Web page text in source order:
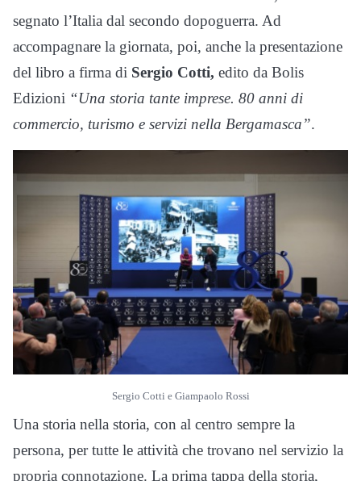
segnato l’Italia dal secondo dopoguerra. Ad
accompagnare la giornata, poi, anche la presentazione
del libro a firma di Sergio Cotti, edito da Bolis
Edizioni “Una storia tante imprese. 80 anni di
commercio, turismo e servizi nella Bergamasca”.
Sergio Cotti e Giampaolo Rossi
Una storia nella storia, con al centro sempre la
persona, per tutte le attività che trovano nel servizio la
propria connotazione. La prima tappa della storia,